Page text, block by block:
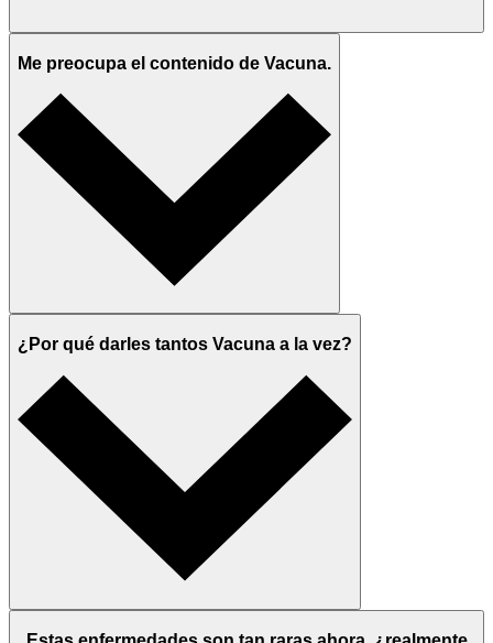
Me preocupa el contenido de Vacuna.
¿Por qué darles tantos Vacuna a la vez?